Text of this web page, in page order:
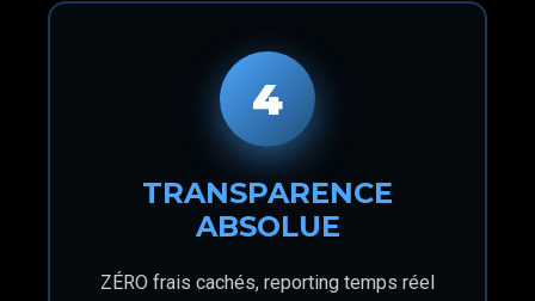
4
TRANSPARENCE
ABSOLUE
ZÉRO frais cachés, reporting temps réel